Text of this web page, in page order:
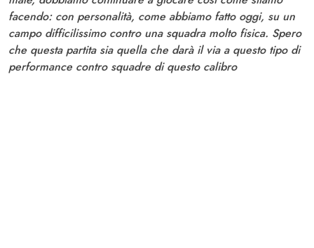
facendo: con personalità, come abbiamo fatto oggi, su un
campo difficilissimo contro una squadra molto fisica. Spero
che questa partita sia quella che darà il via a questo tipo di
performance contro squadre di questo calibro